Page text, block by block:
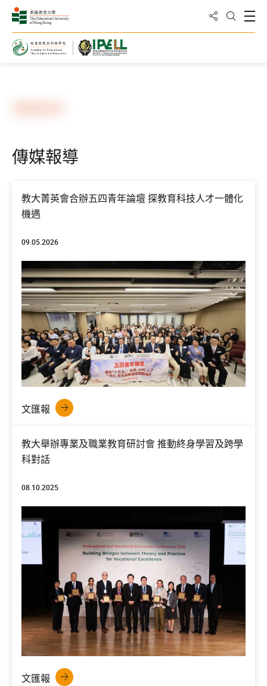
分享到打開搜
打
傳媒報導
教大菁英會合辦五四青年論壇 探教育科技人才一體化
機遇
09.05.2026
文匯報
教大舉辦專業及職業教育研討會 推動終身學習及跨學
科對話
08.10.2025
文匯報